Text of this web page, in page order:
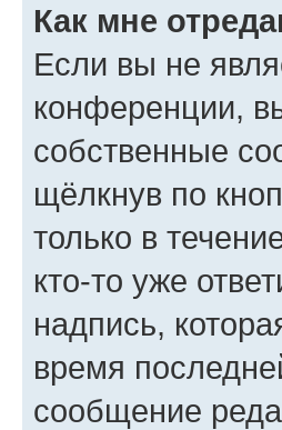
Как мне
Если вы не
конференции,
собственные
щёлкнув по
только в
кто-то уже
надпись,
время
сообщение